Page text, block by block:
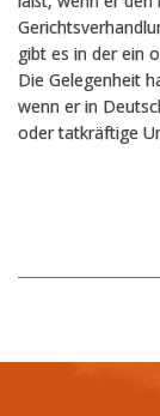
gibt es in der ein
Die Gelegenheit
wenn er in
oder tatkräftige